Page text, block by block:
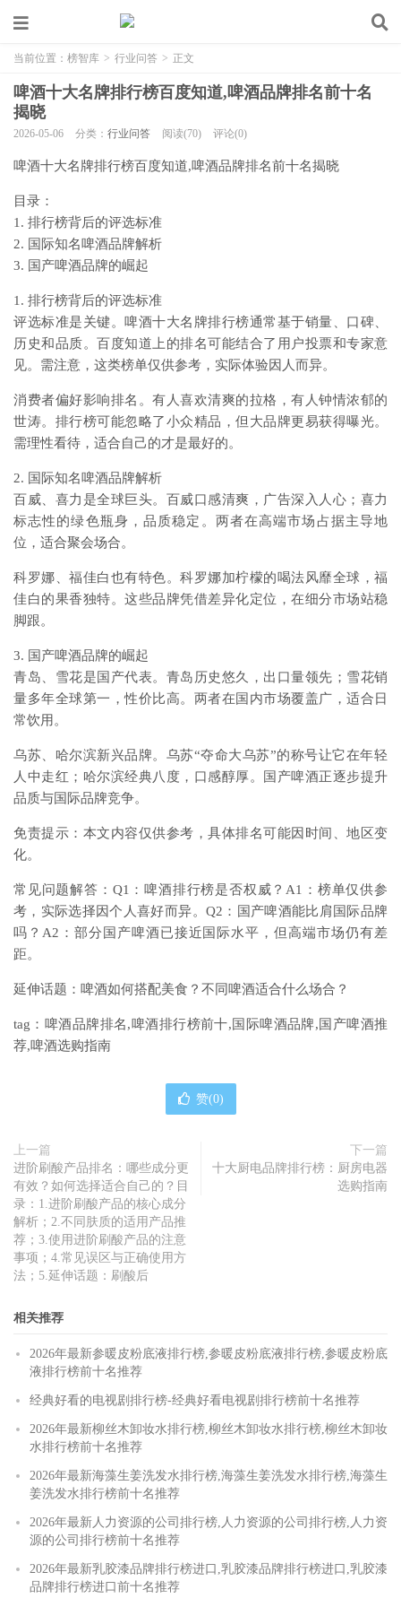
当前位置： 榜智库 > 行业问答 > 正文
啤酒十大名牌排行榜百度知道,啤酒品牌排名前十名
揭晓
2026-05-06 分类： 行业问答 阅读(70) 评论(0)
啤酒十大名牌排行榜百度知道,啤酒品牌排名前十名揭晓
目录：
1. 排行榜背后的评选标准
2. 国际知名啤酒品牌解析
3. 国产啤酒品牌的崛起
1. 排行榜背后的评选标准
评选标准是关键。啤酒十大名牌排行榜通常基于销量、口碑、
历史和品质。百度知道上的排名可能结合了用户投票和专家意
见。需注意，这类榜单仅供参考，实际体验因人而异。
消费者偏好影响排名。有人喜欢清爽的拉格，有人钟情浓郁的
世涛。排行榜可能忽略了小众精品，但大品牌更易获得曝光。
需理性看待，适合自己的才是最好的。
2. 国际知名啤酒品牌解析
百威、喜力是全球巨头。百威口感清爽，广告深入人心；喜力
标志性的绿色瓶身，品质稳定。两者在高端市场占据主导地
位，适合聚会场合。
科罗娜、福佳白也有特色。科罗娜加柠檬的喝法风靡全球，福
佳白的果香独特。这些品牌凭借差异化定位，在细分市场站稳
脚跟。
3. 国产啤酒品牌的崛起
青岛、雪花是国产代表。青岛历史悠久，出口量领先；雪花销
量多年全球第一，性价比高。两者在国内市场覆盖广，适合日
常饮用。
乌苏、哈尔滨新兴品牌。乌苏“夺命大乌苏”的称号让它在年轻
人中走红；哈尔滨经典八度，口感醇厚。国产啤酒正逐步提升
品质与国际品牌竞争。
免责提示：本文内容仅供参考，具体排名可能因时间、地区变
化。
常见问题解答：Q1：啤酒排行榜是否权威？A1：榜单仅供参
考，实际选择因个人喜好而异。Q2：国产啤酒能比肩国际品牌
吗？A2：部分国产啤酒已接近国际水平，但高端市场仍有差
距。
延伸话题：啤酒如何搭配美食？不同啤酒适合什么场合？
tag：啤酒品牌排名,啤酒排行榜前十,国际啤酒品牌,国产啤酒推
荐,啤酒选购指南
赞(0)
上一篇
进阶刷酸产品排名：哪些成分更
有效？如何选择适合自己的？目
录：1.进阶刷酸产品的核心成分
解析；2.不同肤质的适用产品推
荐；3.使用进阶刷酸产品的注意
事项；4.常见误区与正确使用方
法；5.延伸话题：刷酸后
下一篇
十大厨电品牌排行榜：厨房电器
选购指南
相关推荐
2026年最新参暖皮粉底液排行榜,参暖皮粉底液排行榜,参暖皮粉底
液排行榜前十名推荐
经典好看的电视剧排行榜-经典好看电视剧排行榜前十名推荐
2026年最新柳丝木卸妆水排行榜,柳丝木卸妆水排行榜,柳丝木卸妆
水排行榜前十名推荐
2026年最新海藻生姜洗发水排行榜,海藻生姜洗发水排行榜,海藻生
姜洗发水排行榜前十名推荐
2026年最新人力资源的公司排行榜,人力资源的公司排行榜,人力资
源的公司排行榜前十名推荐
2026年最新乳胶漆品牌排行榜进口,乳胶漆品牌排行榜进口,乳胶漆
品牌排行榜进口前十名推荐